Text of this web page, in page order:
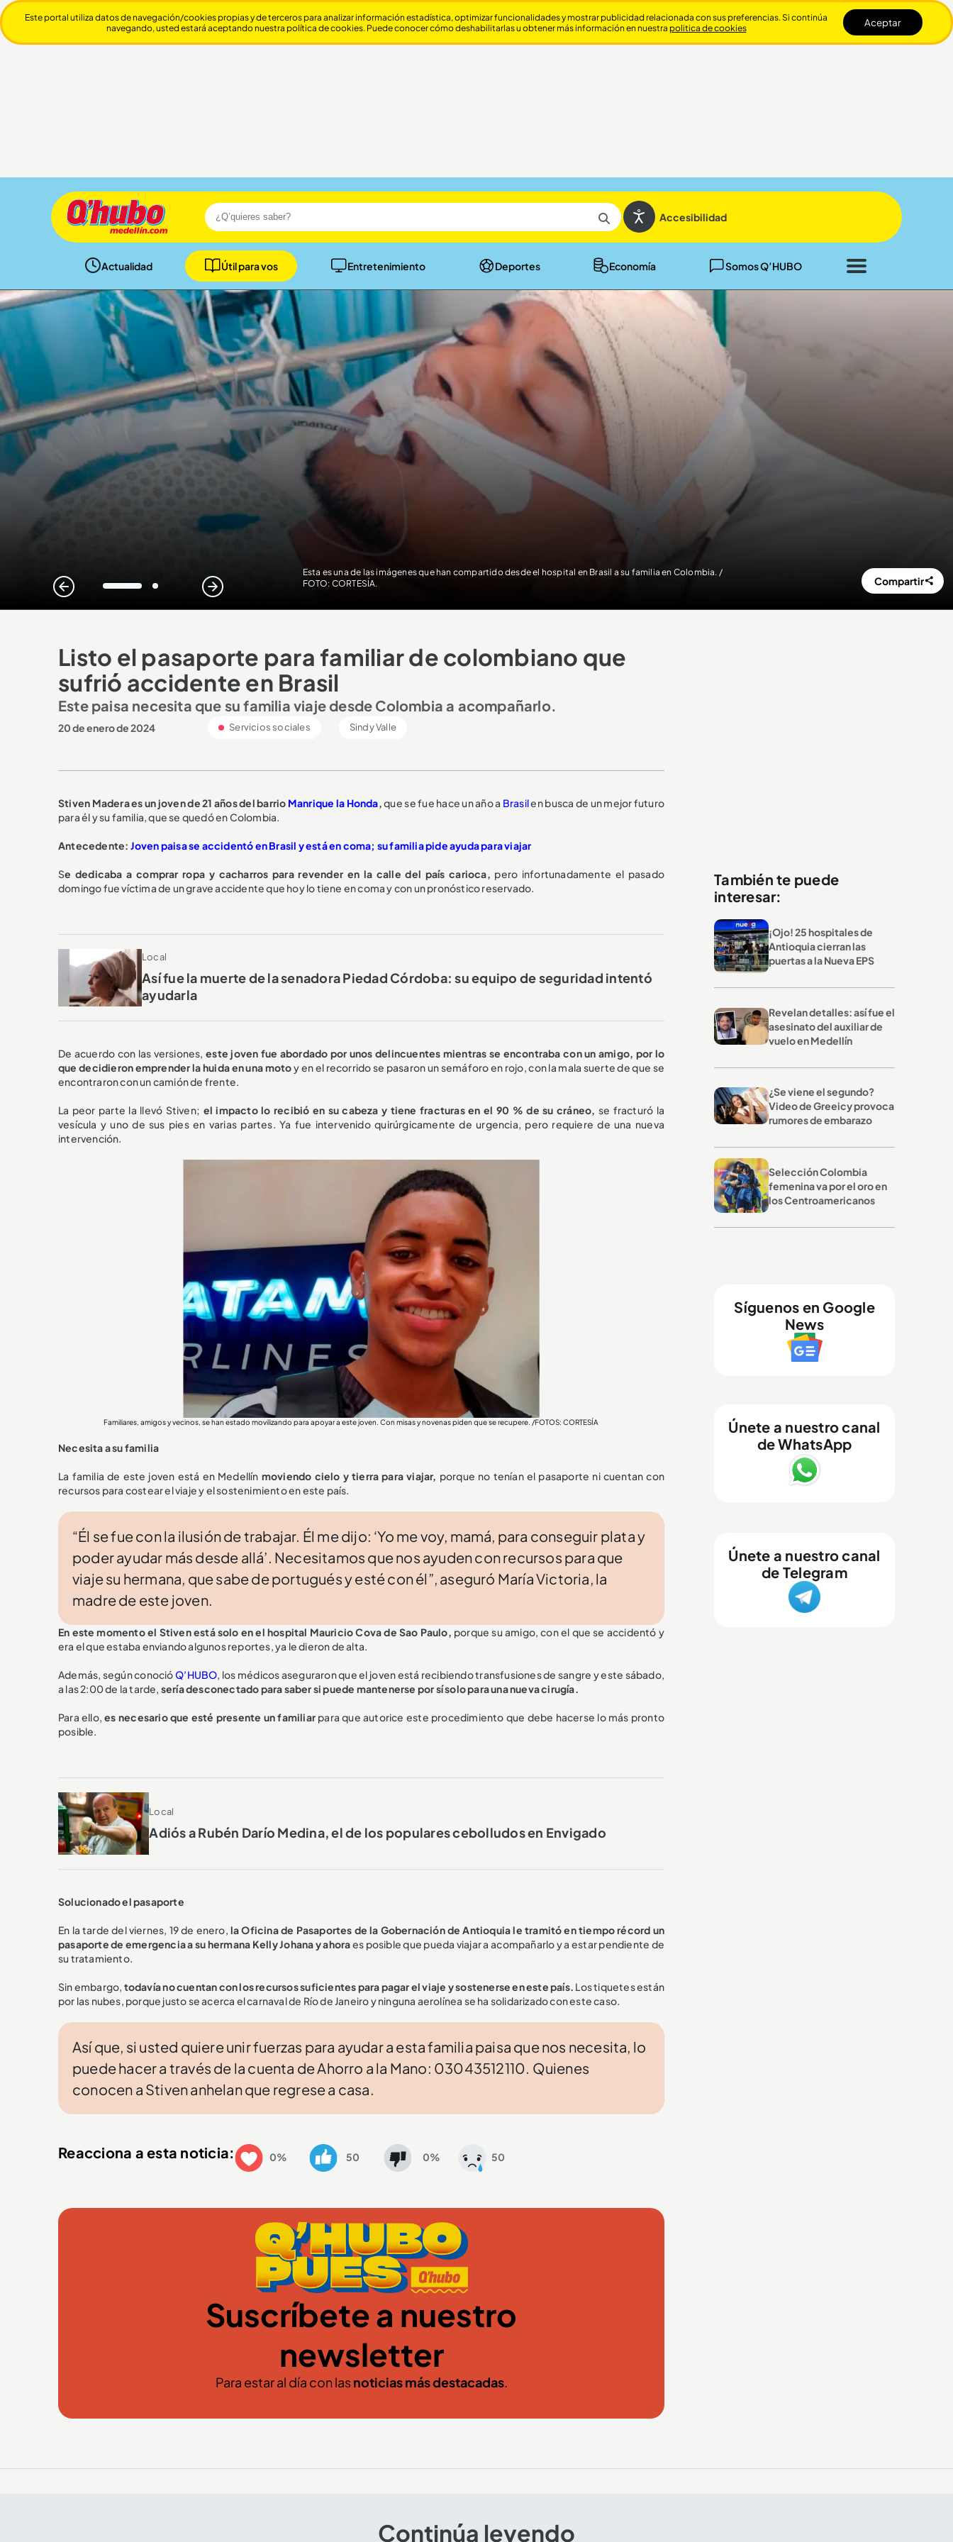
Accesibilidad
Actualidad Útil para vos Entretenimiento Deportes Economía Somos Q’HUBO
Cerrar
Esta es una de las imágenes que han compartido desde el hospital en Brasil a su familia en Colombia. /
FOTO: CORTESÍA.
1 2
Compartir
Listo el pasaporte para familiar de colombiano que
sufrió accidente en Brasil
Este paisa necesita que su familia viaje desde Colombia a acompañarlo.
20 de enero de 2024 Servicios sociales Sindy Valle
Stiven Madera es un joven de 21 años del barrio Manrique la Honda,que se fue hace un año a Brasilen busca de un mejor futuro
para él y su familia, que se quedó en Colombia.
Antecedente: Joven paisa se accidentó en Brasil y está en coma; su familia pide ayuda para viajar
Se dedicaba a comprar ropa y cacharros para revender en la calle del país carioca, pero infortunadamente el pasado
domingo fue víctima de un grave accidente que hoy lo tiene en coma y con un pronóstico reservado.
Local
Así fue la muerte de la senadora Piedad Córdoba: su equipo de seguridad intentó
ayudarla
De acuerdo con las versiones,este joven fue abordado por unos delincuentes mientras se encontraba con un amigo, por lo
que decidieron emprender la huida en una motoy en el recorrido se pasaron un semáforo en rojo, con la mala suerte de que se
encontraron con un camión de frente.
La peor parte la llevó Stiven; el impacto lo recibió en su cabeza y tiene fracturas en el 90 % de su cráneo, se fracturó la
vesícula y uno de sus pies en varias partes. Ya fue intervenido quirúrgicamente de urgencia, pero requiere de una nueva
intervención.
Familiares, amigos y vecinos, se han estado movilizando para apoyar a este joven. Con misas y novenas piden que se recupere. /FOTOS: CORTESÍA
Necesita a su familia
La familia de este joven está en Medellín moviendo cielo y tierra para viajar, porque no tenían el pasaporte ni cuentan con
recursos para costear el viaje y el sostenimiento en este país.
“Él se fue con la ilusión de trabajar. Él me dijo: ‘Yo me voy, mamá, para conseguir plata y
poder ayudar más desde allá’. Necesitamos que nos ayuden con recursos para que
viaje su hermana, que sabe de portugués y esté con él”, aseguró María Victoria, la
madre de este joven.
En este momento el Stiven está solo en el hospital Mauricio Cova de Sao Paulo, porque su amigo, con el que se accidentó y
era el que estaba enviando algunos reportes, ya le dieron de alta.
Además, según conocióQ’HUBO , los médicos aseguraron que el joven está recibiendo transfusiones de sangre y este sábado,
a las 2:00 de la tarde, sería desconectado para saber si puede mantenerse por sí solo para una nueva cirugía.
Para ello,es necesario que esté presente un familiar para que autorice este procedimiento que debe hacerse lo más pronto
posible.
Local
Adiós a Rubén Darío Medina, el de los populares cebolludos en Envigado
Solucionado el pasaporte
En la tarde del viernes, 19 de enero, la Oficina de Pasaportes de la Gobernación de Antioquia le tramitó en tiempo récord un
pasaporte de emergencia a su hermana Kelly Johana y ahoraes posible que pueda viajar a acompañarlo y a estar pendiente de
su tratamiento.
Sin embargo, todavía no cuentan con los recursos suficientes para pagar el viaje y sostenerse en este país. Los tiquetes están
por las nubes, porque justo se acerca el carnaval de Río de Janeiro y ninguna aerolínea se ha solidarizado con este caso.
Así que, si usted quiere unir fuerzas para ayudar a esta familia paisa que nos necesita, lo
puede hacer a través de la cuenta de Ahorro a la Mano: 03043512110. Quienes
conocen a Stiven anhelan que regrese a casa.
Reacciona a esta noticia: 0% 50 0% 50
Suscríbete a nuestro
newsletter
Para estar al día con lasnoticias más destacadas.
También te puede
interesar:
¡Ojo! 25 hospitales de
Antioquia cierran las
puertas a la Nueva EPS
Revelan detalles: así fue el
asesinato del auxiliar de
vuelo en Medellín
¿Se viene el segundo?
Video de Greeicy provoca
rumores de embarazo
Selección Colombia
femenina va por el oro en
los Centroamericanos
Síguenos en Google
News
Únete a nuestro canal
de WhatsApp
Únete a nuestro canal
de Telegram
Continúa leyendo
Este portal utiliza datos de navegación/cookies propias y de terceros para analizar información estadística, optimizar funcionalidades y mostrar publicidad relacionada con sus preferencias. Si continúa
navegando, usted estará aceptando nuestra política de cookies. Puede conocer cómo deshabilitarlas u obtener más información en nuestra politica de cookies Aceptar